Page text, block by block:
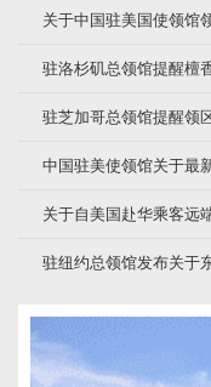
关于中国驻美国使领馆
驻洛杉矶总领馆提醒檀
驻芝加哥总领馆提醒领
中国驻美使领馆关于最
关于自美国赴华乘客远
驻纽约总领馆发布关于